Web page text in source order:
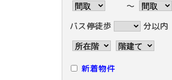
～
バス停徒歩
分以内
新着物件